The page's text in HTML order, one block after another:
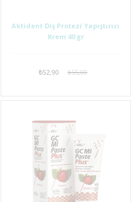
Aktident Diş Protezi Yapıştırıcı
Krem 40 gr
₺52,90 ₺55,00